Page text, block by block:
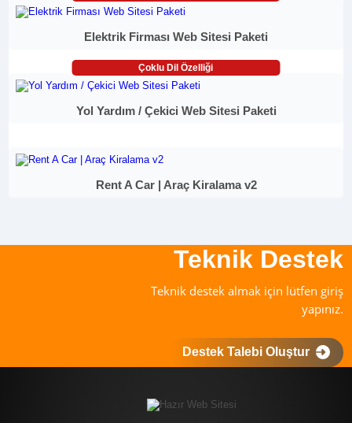
Elektrik Firması Web Sitesi Paketi
Çoklu Dil Özelliği
Yol Yardım / Çekici Web Sitesi Paketi
Rent A Car | Araç Kiralama v2
Teknik Destek
Teknik destek almak için lütfen giriş
yapınız.
Destek Talebi Oluştur